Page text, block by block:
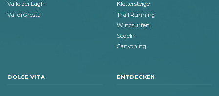
Valle dei Laghi
Val di Gresta
Klettersteige
Trail Running
Windsurfen
Segeln
Canyoning
DOLCE VITA ENTDECKEN